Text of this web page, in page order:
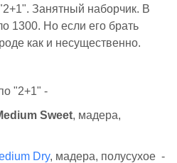
Занятный наборчик. В
1300. Но если его брать
как и несущественно.
"2+1" -
Sweet, мадера,
Dry, мадера, полусухое -